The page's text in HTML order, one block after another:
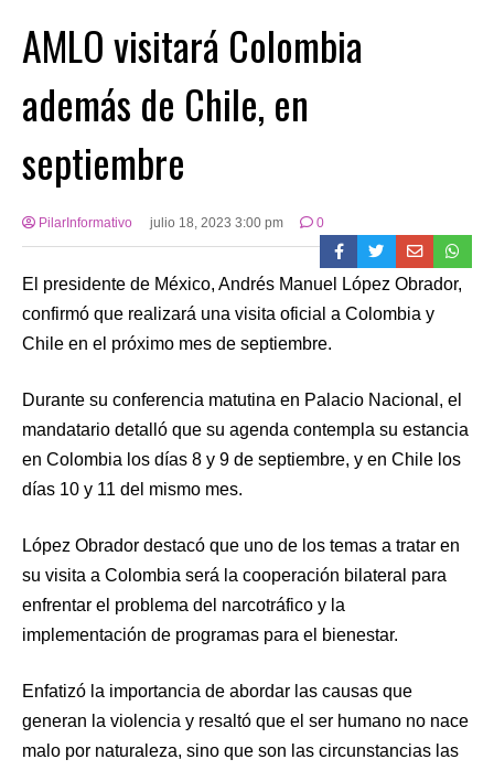
AMLO visitará Colombia
además de Chile, en
septiembre
PilarInformativo julio 18, 2023 3:00 pm 0
El presidente de México, Andrés Manuel López Obrador,
confirmó que realizará una visita oficial a Colombia y
Chile en el próximo mes de septiembre.
Durante su conferencia matutina en Palacio Nacional, el
mandatario detalló que su agenda contempla su estancia
en Colombia los días 8 y 9 de septiembre, y en Chile los
días 10 y 11 del mismo mes.
López Obrador destacó que uno de los temas a tratar en
su visita a Colombia será la cooperación bilateral para
enfrentar el problema del narcotráfico y la
implementación de programas para el bienestar.
Enfatizó la importancia de abordar las causas que
generan la violencia y resaltó que el ser humano no nace
malo por naturaleza, sino que son las circunstancias las